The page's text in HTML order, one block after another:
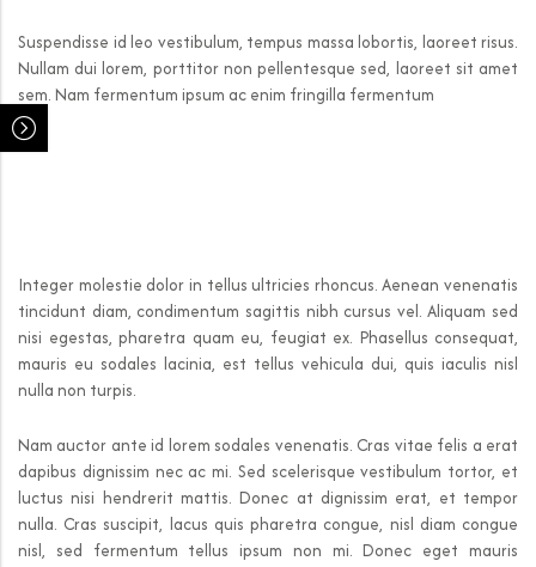
Suspendisse id leo vestibulum, tempus massa lobortis, laoreet risus.
Nullam dui lorem, porttitor non pellentesque sed, laoreet sit amet
sem. Nam fermentum ipsum ac enim fringilla fermentum
Integer molestie dolor in tellus ultricies rhoncus. Aenean venenatis
tincidunt diam, condimentum sagittis nibh cursus vel. Aliquam sed
nisi egestas, pharetra quam eu, feugiat ex. Phasellus consequat,
mauris eu sodales lacinia, est tellus vehicula dui, quis iaculis nisl
nulla non turpis.
Nam auctor ante id lorem sodales venenatis. Cras vitae felis a erat
dapibus dignissim nec ac mi. Sed scelerisque vestibulum tortor, et
luctus nisi hendrerit mattis. Donec at dignissim erat, et tempor
nulla. Cras suscipit, lacus quis pharetra congue, nisl diam congue
nisl, sed fermentum tellus ipsum non mi. Donec eget mauris